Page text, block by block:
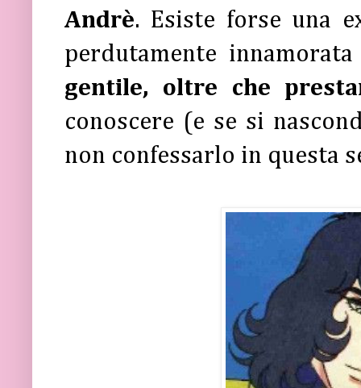
Andrè. Esiste forse una
perdutamente
gentile, oltre che
conoscere (e se si
non confessarlo in questa